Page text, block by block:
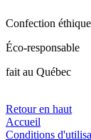
Confection éthique
Éco-responsable
fait au Québec
Retour en haut
Accueil
Conditions